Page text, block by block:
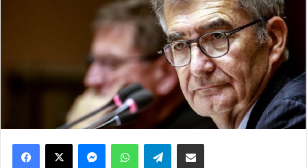
WhatsApp Telegram